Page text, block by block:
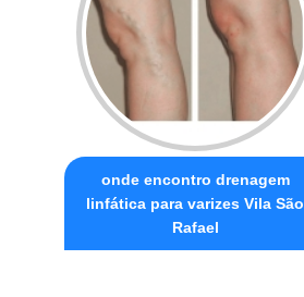
onde encontro drenagem
linfática para varizes Vila São
Rafael